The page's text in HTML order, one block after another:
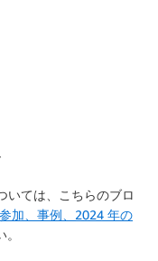
いては、こちらのブロ
加、事例、2024 年の